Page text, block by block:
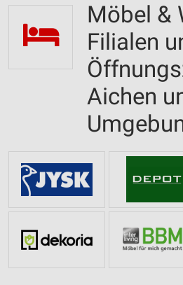
Möbel &
Filialen
Aichen